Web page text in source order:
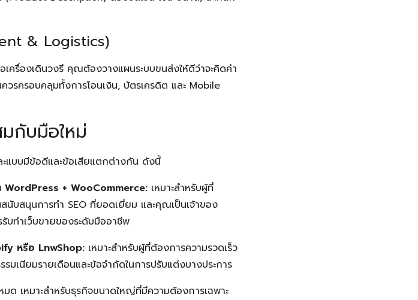
& Logistics)
รื่องเดินวงรี คุณต้องวางแผนระบบขนส่งให้ดีว่าจะคิดค่า
ควรครอบคลุมทั้งการโอนเงิน, บัตรเครดิต และ Mobile
กับมือใหม่
ะแบบมีข้อดีและข้อเสียแตกต่างกัน ดังนี้
+ WooCommerce: เหมาะสำหรับผู้ที่
บสนุนการทำ SEO ที่ยอดเยี่ยม และคุณเป็นเจ้าของ
บทำเว็บขายของระดับมืออาชีพ
หรือ LnwShop: เหมาะสำหรับผู้ที่ต้องการความรวดเร็ว
มเนียมรายเดือนและข้อจำกัดในการปรับแต่งบางประการ
มด เหมาะสำหรับธุรกิจขนาดใหญ่ที่มีความต้องการเฉพาะ